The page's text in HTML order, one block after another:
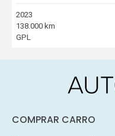
2023
138.000 km
GPL
COMPRAR CARRO